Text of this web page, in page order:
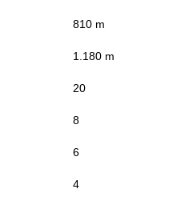
810 m
1.180 m
20
8
6
4